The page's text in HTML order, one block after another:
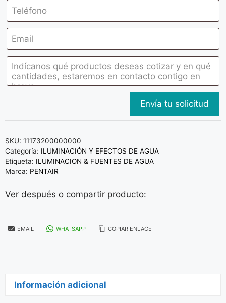
SKU: 11173200000000
Categoría: ILUMINACIÓN Y EFECTOS DE AGUA
Etiqueta: ILUMINACION & FUENTES DE AGUA
Marca: PENTAIR
Ver después o compartir producto:
EMAIL WHATSAPP COPIAR ENLACE
Información adicional